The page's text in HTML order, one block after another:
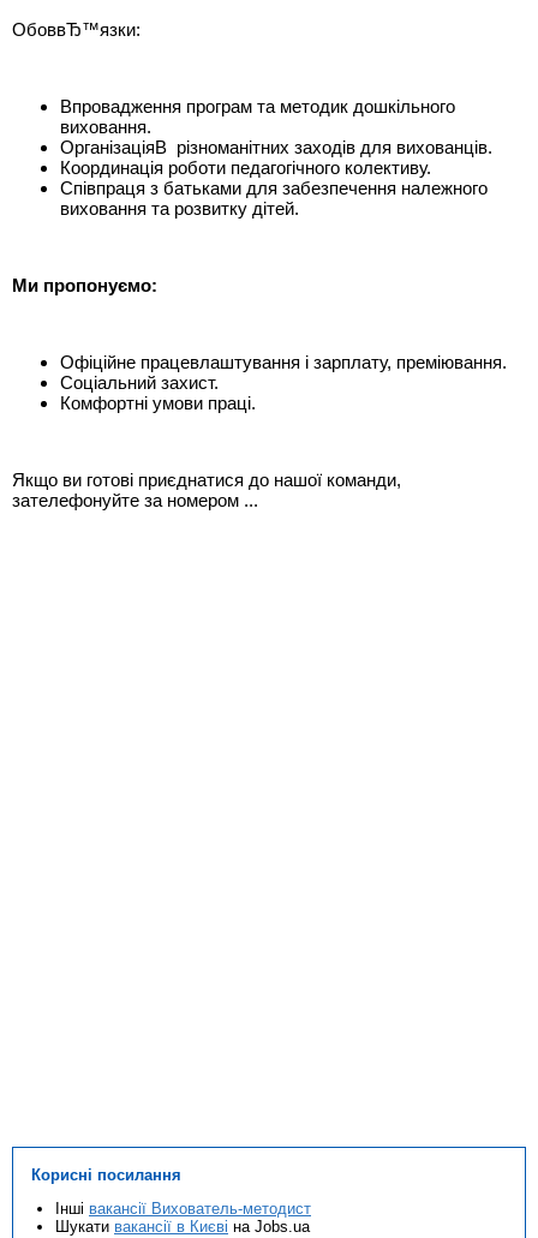
ОбоввЂ™язки:
Впровадження програм та методик дошкільного
виховання.
ОрганізаціяВ різноманітних заходів для вихованців.
Координація роботи педагогічного колективу.
Співпраця з батьками для забезпечення належного
виховання та розвитку дітей.
Ми пропонуємо:
Офіційне працевлаштування і зарплату, преміювання.
Соціальний захист.
Комфортні умови праці.
Якщо ви готові приєднатися до нашої команди,
зателефонуйте за номером ...
Корисні посилання
Інші вакансії Вихователь-методист
Шукати вакансії в Києві на Jobs.ua